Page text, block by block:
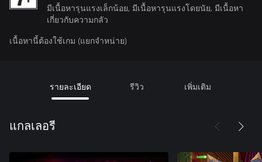
มีเนื้อหารุนแรงเล็กน้อย, มีเนื้อหารุนแรงโดยนัย, มีเนื้อหา
เกี่ยวกับความกลัว
เนื้อหานี้ต้องใช้เกม (แยกจำหน่าย)
รายละเอียด รีวิว เพิ่มเติม
แกลเลอรี